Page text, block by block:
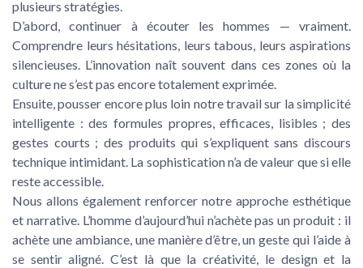
plusieurs stratégies.
D’abord, continuer à écouter les hommes — vraiment.
Comprendre leurs hésitations, leurs tabous, leurs aspirations
silencieuses. L’innovation naît souvent dans ces zones où la
culture ne s’est pas encore totalement exprimée.
Ensuite, pousser encore plus loin notre travail sur la simplicité
intelligente : des formules propres, efficaces, lisibles ; des
gestes courts ; des produits qui s’expliquent sans discours
technique intimidant. La sophistication n’a de valeur que si elle
reste accessible.
Nous allons également renforcer notre approche esthétique
et narrative. L’homme d’aujourd’hui n’achète pas un produit : il
achète une ambiance, une manière d’être, un geste qui l’aide à
se sentir aligné. C’est là que la créativité, le design et la